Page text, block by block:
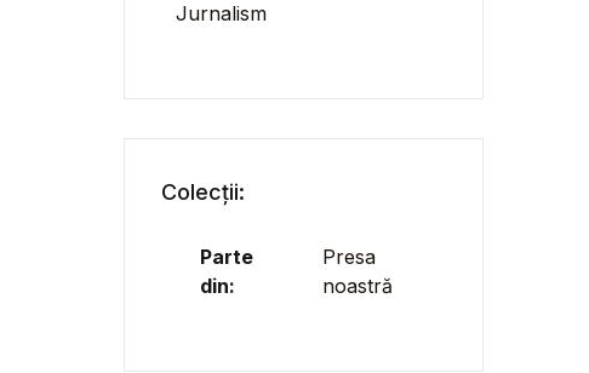
Jurnalism
Colecții:
Parte
din:
Presa
noastră